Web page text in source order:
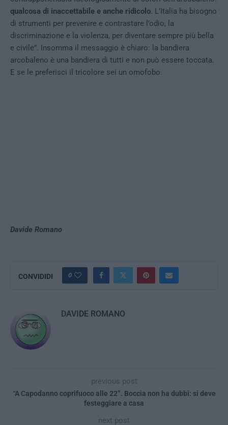
qualcosa di inaccettabile e anche ridicolo. L’Italia ha bisogno
di strumenti per prevenire e contrastare l’odio, la
discriminazione e la violenza, per diventare sempre più bella
e civile”. Insomma il messaggio è chiaro: la bandiera
arcobaleno è una bandiera di tutti e non può essere toccata.
E se le preferisci il tricolore sei un omofobo.
Davide Romano
CONVIDIDI 0
DAVIDE ROMANO
previous post
“A Capodanno coprifuoco alle 22”. Boccia non ha dubbi: si deve
festeggiare a casa
next post